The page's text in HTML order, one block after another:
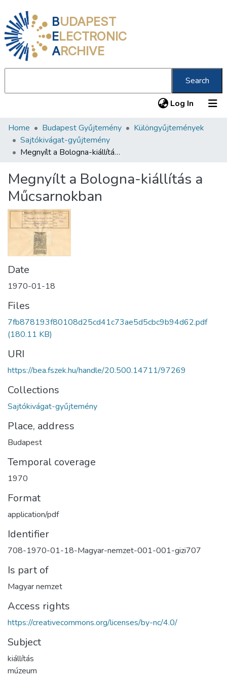
BUDAPEST
ELECTRONIC
ARCHIVE
Search
Log In (current)
Communities & Collections
All of DSpace
About us
Home Budapest Gyűjtemény
Különgyűjtemények
Sajtókivágat-gyűjtemény
Megnyílt a Bologna-kiállítás a Műcsarnokban
Megnyílt a Bologna-kiállítás a
Műcsarnokban
Date
1970-01-18
Files
7fb878193f80108d25cd41c73ae5d5cbc9b94d62.pdf
(180.11 KB)
URI
https://bea.fszek.hu/handle/20.500.14711/97269
Collections
Sajtókivágat-gyűjtemény
Place, address
Budapest
Temporal coverage
1970
Format
application/pdf
Identifier
708-1970-01-18-Magyar-nemzet-001-001-gizi707
Is part of
Magyar nemzet
Access rights
https://creativecommons.org/licenses/by-nc/4.0/
Subject
kiállítás
múzeum